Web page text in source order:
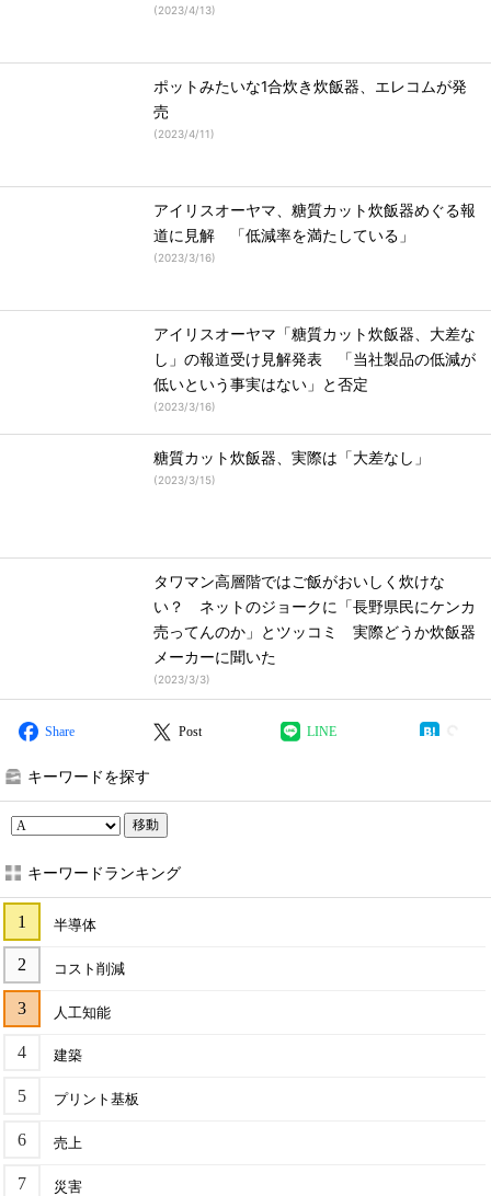
(2023/4/13)
ポットみたいな1合炊き炊飯器、エレコムが発
売
(2023/4/11)
アイリスオーヤマ、糖質カット炊飯器めぐる報
道に見解 「低減率を満たしている」
(2023/3/16)
アイリスオーヤマ「糖質カット炊飯器、大差な
し」の報道受け見解発表 「当社製品の低減が
低いという事実はない」と否定
(2023/3/16)
糖質カット炊飯器、実際は「大差なし」
(2023/3/15)
タワマン高層階ではご飯がおいしく炊けな
い？ ネットのジョークに「長野県民にケンカ
売ってんのか」とツッコミ 実際どうか炊飯器
メーカーに聞いた
(2023/3/3)
Share Post LINE
キーワードを探す
移動
キーワードランキング
半導体
コスト削減
人工知能
建築
プリント基板
売上
災害